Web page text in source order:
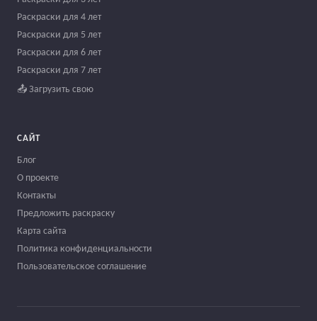
Раскраски для 4 лет
Раскраски для 5 лет
Раскраски для 6 лет
Раскраски для 7 лет
📤 Загрузить свою
САЙТ
Блог
О проекте
Контакты
Предложить раскраску
Карта сайта
Политика конфиденциальности
Пользовательское соглашение